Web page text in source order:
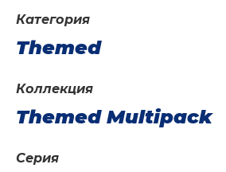
Категория
Themed
Коллекция
Themed Multipack
Серия